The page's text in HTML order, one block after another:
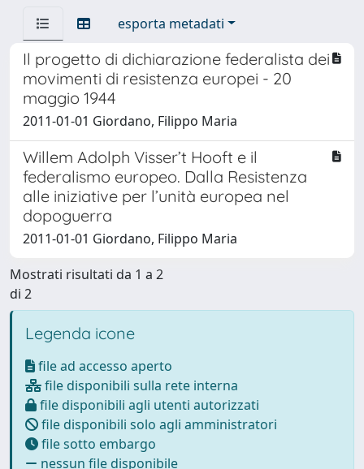
esporta metadati
Il progetto di dichiarazione federalista dei
movimenti di resistenza europei - 20
maggio 1944
2011-01-01 Giordano, Filippo Maria
Willem Adolph Visser’t Hooft e il
federalismo europeo. Dalla Resistenza
alle iniziative per l’unità europea nel
dopoguerra
2011-01-01 Giordano, Filippo Maria
Mostrati risultati da 1 a 2
di 2
Legenda icone
file ad accesso aperto
file disponibili sulla rete interna
file disponibili agli utenti autorizzati
file disponibili solo agli amministratori
file sotto embargo
nessun file disponibile